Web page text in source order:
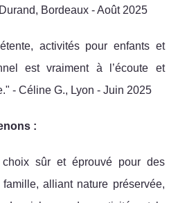
Bordeaux - Août 2025
activités pour enfants et
est vraiment à l’écoute et
- Céline G., Lyon - Juin 2025
:
sûr et éprouvé pour des
alliant nature préservée,